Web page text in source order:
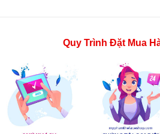
Quy Trình Đặt Mua